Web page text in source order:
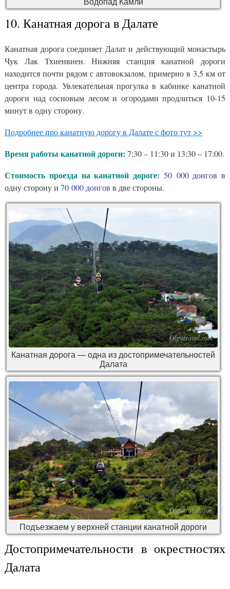
10. Канатная дорога в Далате
Канатная дорога соединяет Далат и действующий монастырь
Чук Лак Тхиенвиен. Нижняя станция канатной дороги
находится почти рядом с автовокзалом, примерно в 3,5 км от
центра города. Увлекательная прогулка в кабинке канатной
дороги над сосновым лесом и огородами продлиться 10-15
минут в одну сторону.
Подробнее про канатную дорогу в Далате с фото тут >>
Время работы канатной дороги: 7:30 – 11:30 и 13:30 – 17:00.
Стоимость проезда на канатной дороге: 50 000 донгов в
одну сторону и 70 000 донгов в две стороны.
Канатная дорога — одна из достопримечательностей
Далата
Подъезжаем у верхней станции канатной дороги
Достопримечательности в окрестностях
Далата